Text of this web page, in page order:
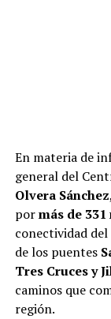
En materia de
general del
Olvera Sánchez
pormás de
conectividad
de los puentes
Tres Cruces y
caminos que
región.